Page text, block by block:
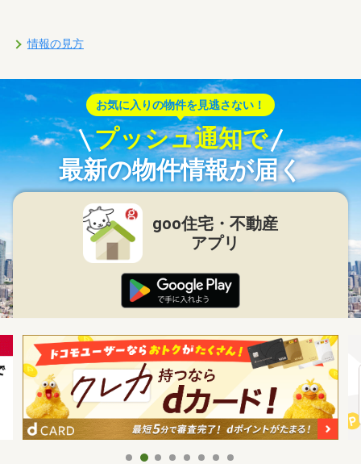
情報の見方
お気に入りの物件を見逃さない！
プッシュ通知で
最新の物件情報が届く
goo住宅・不動産
アプリ